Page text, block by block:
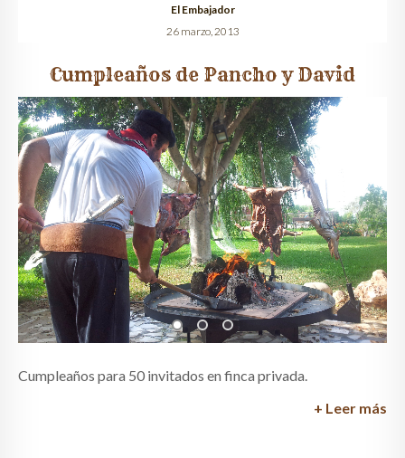
El Embajador
26 marzo, 2013
Cumpleaños de Pancho y David
Cumpleaños para 50 invitados en finca privada.
+ Leer más